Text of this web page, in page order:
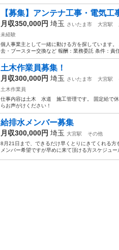
【募集】アンテナ工事・電気工
月収350,000円 埼玉 さいたま市 大宮駅
未経験
個人事業主として一緒に動ける方を探しています
去・ブースター交換など 報酬：業務委託 条件：責
土木作業員募集！
月収300,000円 埼玉 さいたま市 大宮駅
土木作業員
仕事内容は土木 水道 施工管理です。 固定給で休
らお声がけください！
給排水メンバー募集
月収300,000円 埼玉 大宮駅
その他
8月21日まで、できるだけ早くとりにきてくれる
メンバー希望ですが早めに来て頂ける方スケジュ